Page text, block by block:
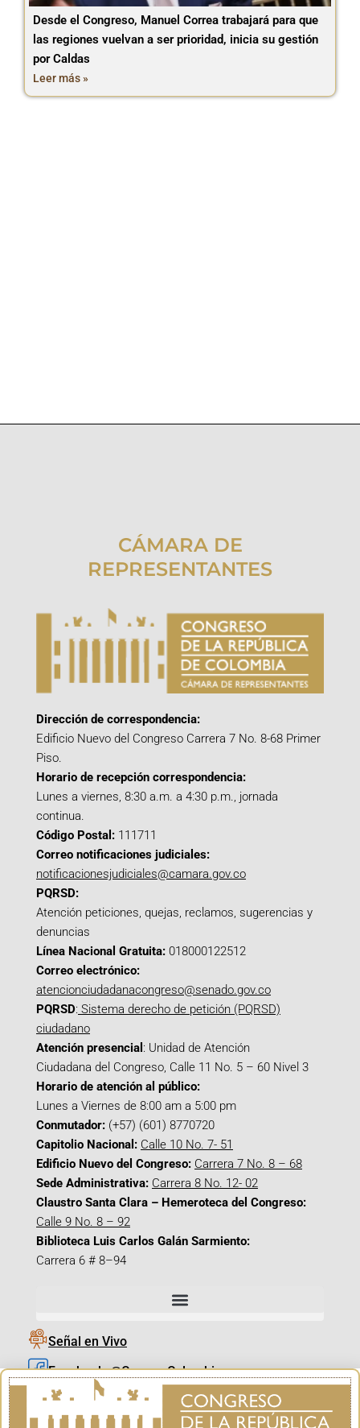
Desde el Congreso, Manuel Correa trabajará para que
las regiones vuelvan a ser prioridad, inicia su gestión
por Caldas
Leer más »
CÁMARA DE
REPRESENTANTES
Dirección de correspondencia:
Edificio Nuevo del Congreso Carrera 7 No. 8-68 Primer
Piso.
Horario de recepción correspondencia:
Lunes a viernes, 8:30 a.m. a 4:30 p.m., jornada
continua.
Código Postal: 111711
Correo notificaciones judiciales:
notificacionesjudiciales@camara.gov.co
PQRSD:
Atención peticiones, quejas, reclamos, sugerencias y
denuncias
Línea Nacional Gratuita: 018000122512
Correo electrónico:
atencionciudadanacongreso@senado.gov.co
PQRSD: Sistema derecho de petición (PQRSD)
ciudadano
Atención presencial : Unidad de Atención
Ciudadana del Congreso, Calle 11 No. 5 – 60 Nivel 3
Horario de atención al público:
Lunes a Viernes de 8:00 am a 5:00 pm
Conmutador: (+57) (601) 8770720
Capitolio Nacional: Calle 10 No. 7- 51
Edificio Nuevo del Congreso: Carrera 7 No. 8 – 68
Sede Administrativa: Carrera 8 No. 12- 02
Claustro Santa Clara – Hemeroteca del Congreso:
Calle 9 No. 8 – 92
Biblioteca Luis Carlos Galán Sarmiento:
Carrera 6 # 8–94
Señal en Vivo
Facebook_@CamaraColombia
Instagram_@CamaraColombia